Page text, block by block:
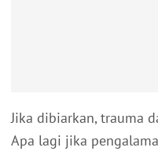
Jika dibiarkan, trauma
Apa lagi jika